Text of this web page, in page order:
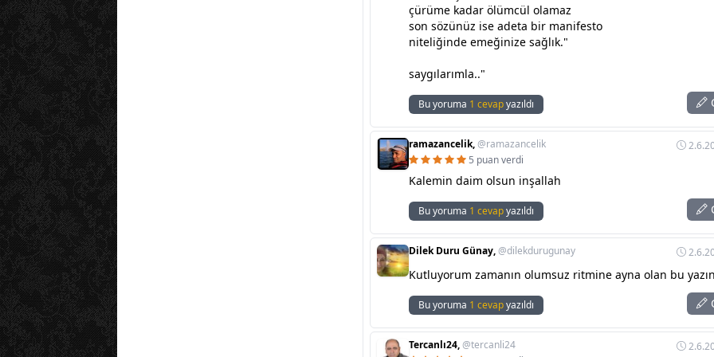
çürüme kadar ölümcül olamaz
son sözünüz ise adeta bir manifesto
niteliğinde emeğinize sağlık."
saygılarımla.."
Bu yoruma 1 cevapyazıldı
ramazancelik,@ramazancelik
5 puan verdi
Kalemin daim olsun inşallah
Bu yoruma 1 cevapyazıldı
Dilek Duru Günay,@dilekdurugunay
Kutluyorum zamanın olumsuz ritmine ayna olan bu
Bu yoruma 1 cevapyazıldı
Tercanlı24,@tercanli24